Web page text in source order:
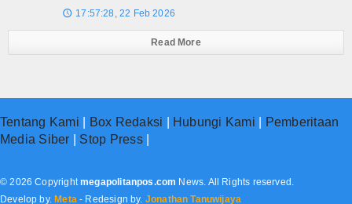
🕔 17:57:28, 22 Feb 2026
Read More
Tentang Kami Box Redaksi Hubungi Kami
Pemberitaan
Media Siber
Stop Press|
© 2026 Copyrightmegapolitanpos.com News. All Rights reserved.
Develop by. Meta- Redesign by. Jonathan Tanuwijaya